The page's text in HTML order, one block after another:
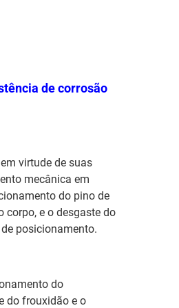
de corrosão
virtude de suas
mecânica em
do pino de
e o desgaste do
posicionamento.
do
do frouxidão e o